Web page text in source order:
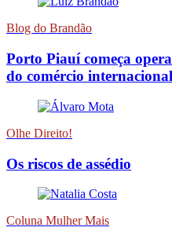
Blog do Brandão
Porto Piauí começa
do comércio internacional
Olhe Direito!
Os riscos de assédio
Coluna Mulher Mais